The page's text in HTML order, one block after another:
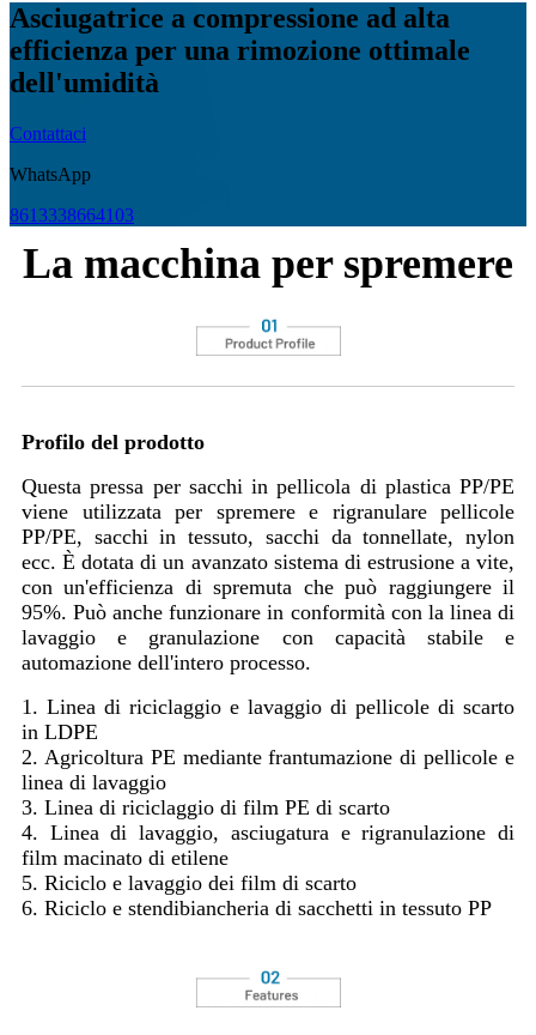
Asciugatrice a compressione ad alta
efficienza per una rimozione ottimale
dell'umidità
Contattaci
WhatsApp
8613338664103
La macchina per spremere
Profilo del prodotto
Questa pressa per sacchi in pellicola di plastica PP/PE
viene utilizzata per spremere e rigranulare pellicole
PP/PE, sacchi in tessuto, sacchi da tonnellate, nylon
ecc. È dotata di un avanzato sistema di estrusione a vite,
con un'efficienza di spremuta che può raggiungere il
95%. Può anche funzionare in conformità con la linea di
lavaggio e granulazione con capacità stabile e
automazione dell'intero processo.
1. Linea di riciclaggio e lavaggio di pellicole di scarto
in LDPE
2. Agricoltura PE mediante frantumazione di pellicole e
linea di lavaggio
3. Linea di riciclaggio di film PE di scarto
4. Linea di lavaggio, asciugatura e rigranulazione di
film macinato di etilene
5. Riciclo e lavaggio dei film di scarto
6. Riciclo e stendibiancheria di sacchetti in tessuto PP